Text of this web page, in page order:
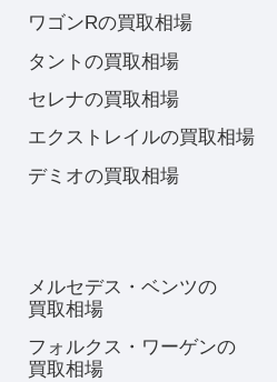
ワゴンRの買取相場
タントの買取相場
セレナの買取相場
エクストレイルの買取相場
デミオの買取相場
メルセデス・ベンツの
買取相場
フォルクス・ワーゲンの
買取相場